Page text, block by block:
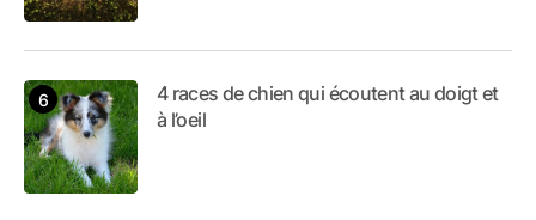
4 races de chien qui écoutent au doigt et
à l’oeil